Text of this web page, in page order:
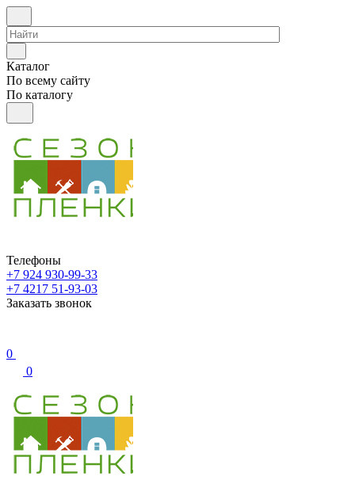
Каталог
По всему сайту
По каталогу
Телефоны
+7 924 930-99-33
+7 4217 51-93-03
Заказать звонок
0
0